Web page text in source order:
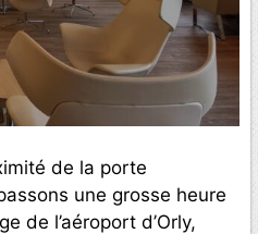
de la porte
une grosse heure
de l’aéroport d’Orly,